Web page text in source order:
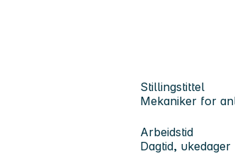
Stillingstittel
Mekaniker for
Arbeidstid
Dagtid, ukedager